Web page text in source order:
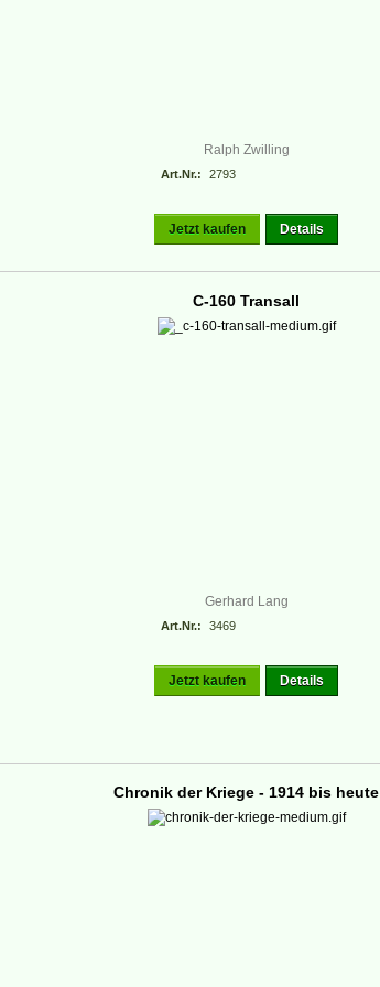
Ralph Zwilling
Art.Nr.: 2793
Jetzt kaufen Details
C-160 Transall
Gerhard Lang
Art.Nr.: 3469
Jetzt kaufen Details
Chronik der Kriege - 1914 bis heute